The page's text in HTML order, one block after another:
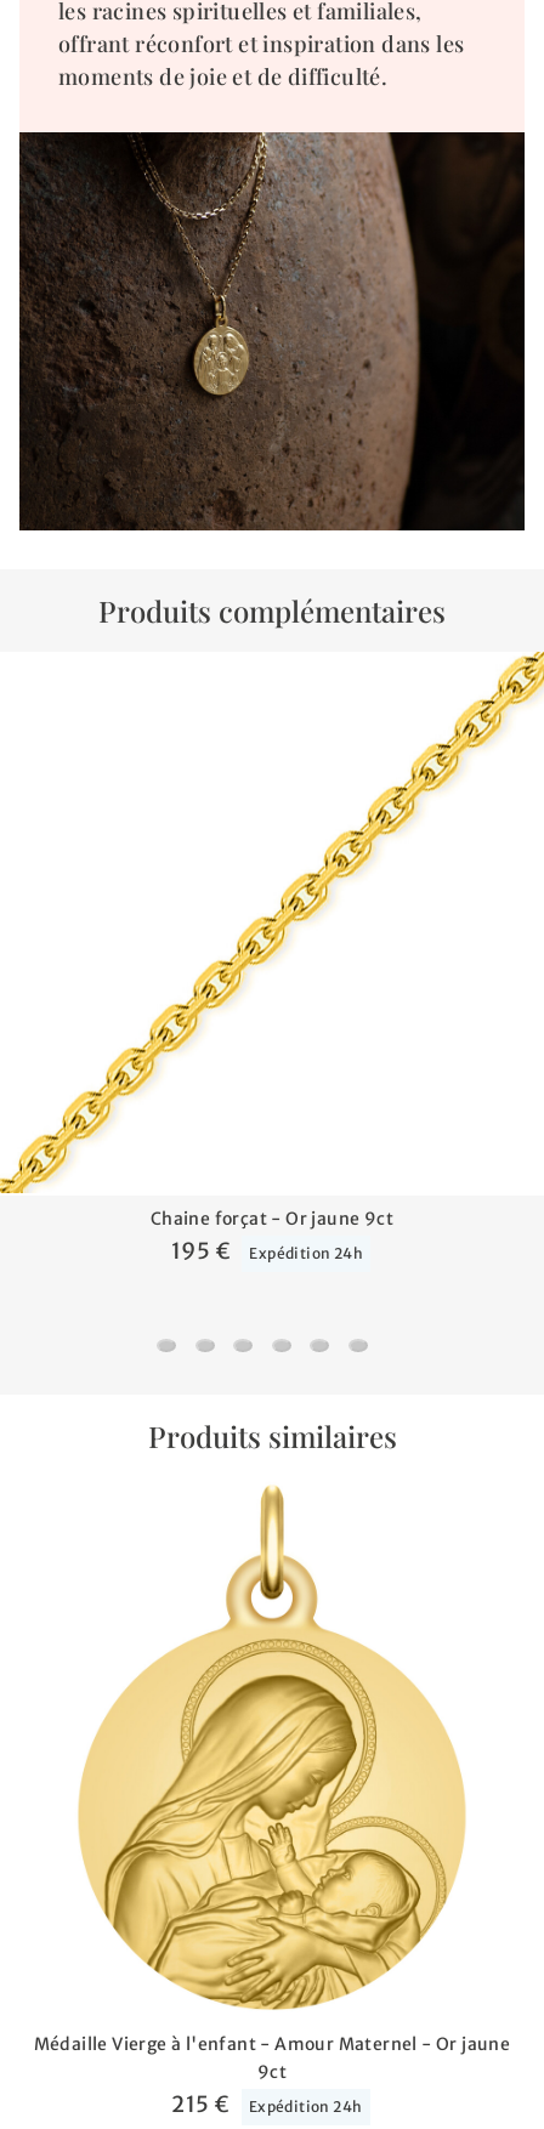
les racines spirituelles et familiales,
offrant réconfort et inspiration dans les
moments de joie et de difficulté.
Produits complémentaires
Chaine forçat - Or jaune 9ct
195 € Expédition 24h
Chaine forçat - Or jaune 9ct
Chaine gourmette cheval - Or jaune 9ct
Chaine marine forçat - Or jaune 9ct
Chaine forçat rond - Or jaune
Chaine gourmette - Or
Chaine forçat
Produits similaires
Médaille Vierge à l'enfant - Amour Maternel - Or jaune
9ct
215 € Expédition 24h